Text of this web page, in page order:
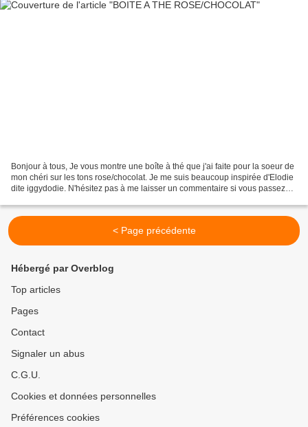
Bonjour à tous, Je vous montre une boîte à thé que j'ai faite pour la soeur de
mon chéri sur les tons rose/chocolat. Je me suis beaucoup inspirée d'Elodie
dite iggydodie. N'hésitez pas à me laisser un commentaire si vous passez
< Page précédente
Hébergé par Overblog
Top articles
Pages
Contact
Signaler un abus
C.G.U.
Cookies et données personnelles
Préférences cookies